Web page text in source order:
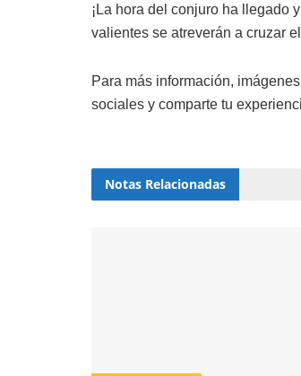
¡La hora del conjuro ha llegado
valientes se atreverán a cruzar
Para más información,
sociales y comparte tu
Notas Relacionadas